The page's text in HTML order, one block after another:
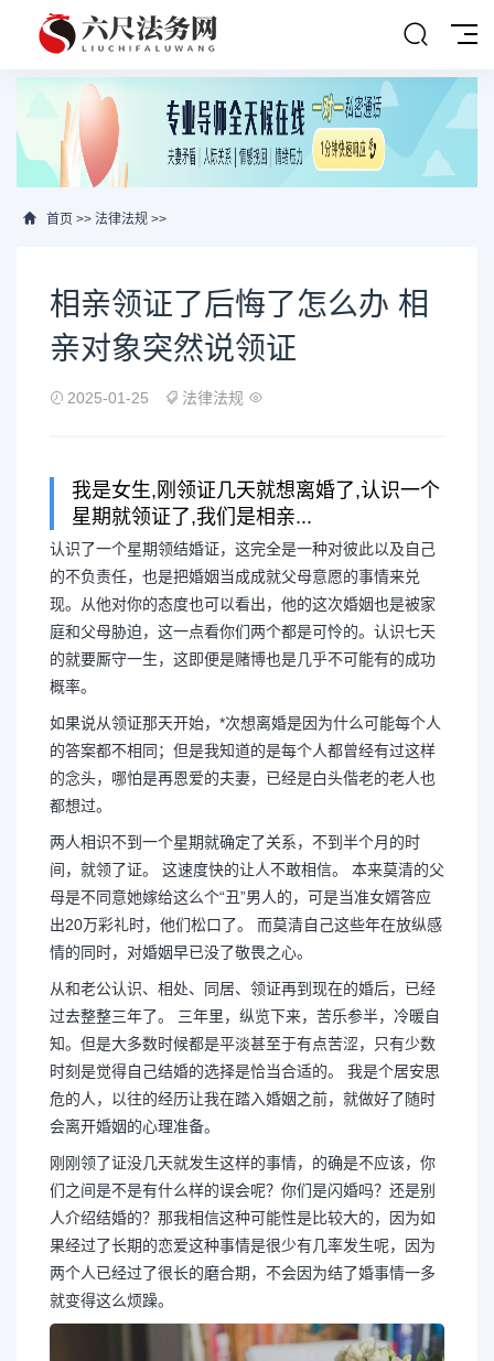
首页 >> 法律法规 >>
相亲领证了后悔了怎么办 相
亲对象突然说领证
2025-01-25 法律法规
我是女生,刚领证几天就想离婚了,认识一个
星期就领证了,我们是相亲...
认识了一个星期领结婚证，这完全是一种对彼此以及自己
的不负责任，也是把婚姻当成成就父母意愿的事情来兑
现。从他对你的态度也可以看出，他的这次婚姻也是被家
庭和父母胁迫，这一点看你们两个都是可怜的。认识七天
的就要厮守一生，这即便是赌博也是几乎不可能有的成功
概率。
如果说从领证那天开始，*次想离婚是因为什么可能每个人
的答案都不相同；但是我知道的是每个人都曾经有过这样
的念头，哪怕是再恩爱的夫妻，已经是白头偕老的老人也
都想过。
两人相识不到一个星期就确定了关系，不到半个月的时
间，就领了证。 这速度快的让人不敢相信。 本来莫清的父
母是不同意她嫁给这么个“丑”男人的，可是当准女婿答应
出20万彩礼时，他们松口了。 而莫清自己这些年在放纵感
情的同时，对婚姻早已没了敬畏之心。
从和老公认识、相处、同居、领证再到现在的婚后，已经
过去整整三年了。 三年里，纵览下来，苦乐参半，冷暖自
知。但是大多数时候都是平淡甚至于有点苦涩，只有少数
时刻是觉得自己结婚的选择是恰当合适的。 我是个居安思
危的人，以往的经历让我在踏入婚姻之前，就做好了随时
会离开婚姻的心理准备。
刚刚领了证没几天就发生这样的事情，的确是不应该，你
们之间是不是有什么样的误会呢？你们是闪婚吗？还是别
人介绍结婚的？那我相信这种可能性是比较大的，因为如
果经过了长期的恋爱这种事情是很少有几率发生呢，因为
两个人已经过了很长的磨合期，不会因为结了婚事情一多
就变得这么烦躁。
相亲领证了后悔了怎么
说领证
认识了一个星期领结婚证，这
己的不负责任，也是把婚姻当成成
现。从他对你的态度也可以看出，
和父母胁迫，...